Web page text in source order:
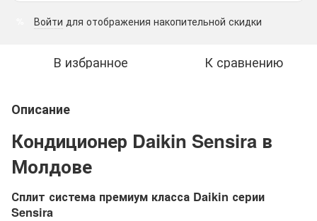
Войти для отображения накопительной скидки
В избранное К сравнению
Описание
Кондиционер Daikin Sensira в
Молдове
Сплит система премиум класса Daikin серии
Sensira